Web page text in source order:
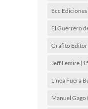
Ecc Ediciones
El Guerrero
Grafito
Jeff Lemire
Línea Fuera
Manuel Gago